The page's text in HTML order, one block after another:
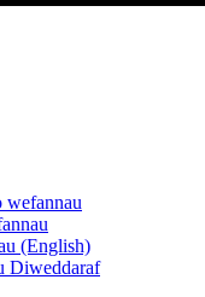
wefannau
(English)
Diweddaraf